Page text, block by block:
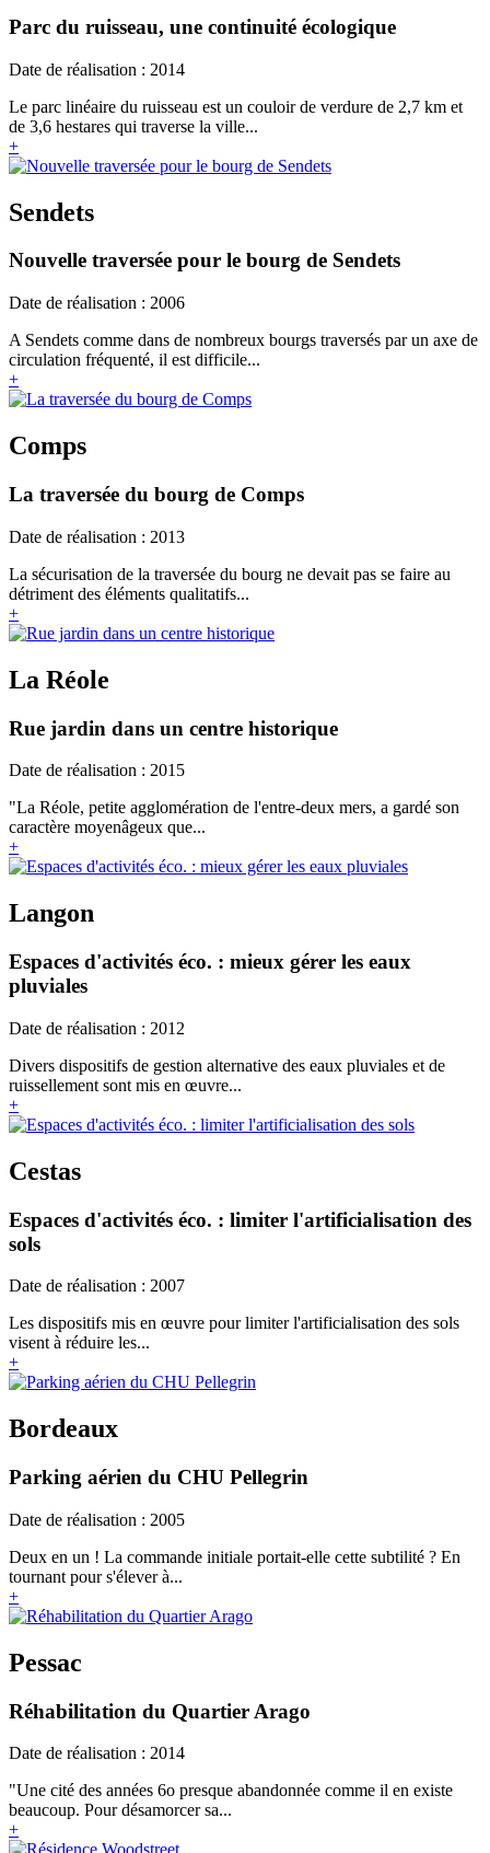
Parc du ruisseau, une continuité écologique
Date de réalisation : 2014
Le parc linéaire du ruisseau est un couloir de verdure de 2,7 km et
de 3,6 hestares qui traverse la ville...
+
Sendets
Nouvelle traversée pour le bourg de Sendets
Date de réalisation : 2006
A Sendets comme dans de nombreux bourgs traversés par un axe de
circulation fréquenté, il est difficile...
+
Comps
La traversée du bourg de Comps
Date de réalisation : 2013
La sécurisation de la traversée du bourg ne devait pas se faire au
détriment des éléments qualitatifs...
+
La Réole
Rue jardin dans un centre historique
Date de réalisation : 2015
"La Réole, petite agglomération de l'entre-deux mers, a gardé son
caractère moyenâgeux que...
+
Langon
Espaces d'activités éco. : mieux gérer les eaux
pluviales
Date de réalisation : 2012
Divers dispositifs de gestion alternative des eaux pluviales et de
ruissellement sont mis en œuvre...
+
Cestas
Espaces d'activités éco. : limiter l'artificialisation des
sols
Date de réalisation : 2007
Les dispositifs mis en œuvre pour limiter l'artificialisation des sols
visent à réduire les...
+
Bordeaux
Parking aérien du CHU Pellegrin
Date de réalisation : 2005
Deux en un ! La commande initiale portait-elle cette subtilité ? En
tournant pour s'élever à...
+
Pessac
Réhabilitation du Quartier Arago
Date de réalisation : 2014
"Une cité des années 6o presque abandonnée comme il en existe
beaucoup. Pour désamorcer sa...
+